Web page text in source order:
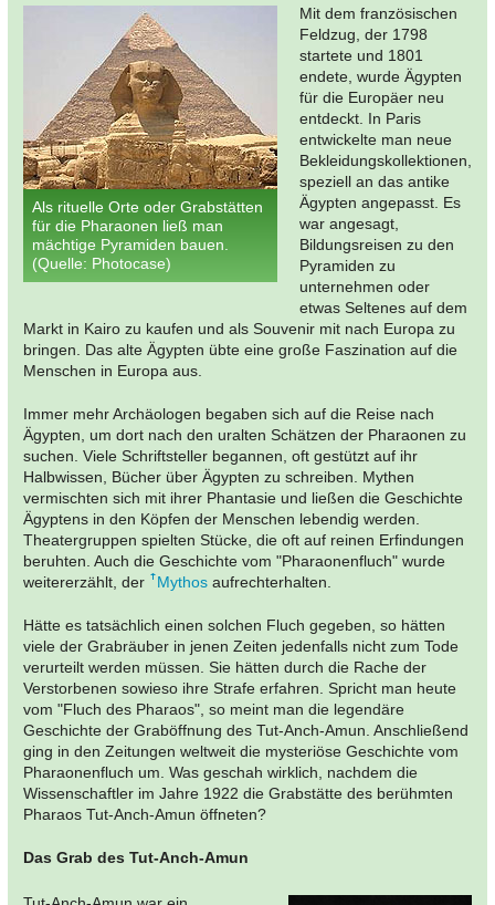
Als rituelle Orte oder Grabstätten
für die Pharaonen ließ man
mächtige Pyramiden bauen.
(Quelle: Photocase)
Mit dem französischen
Feldzug, der 1798
startete und 1801
endete, wurde Ägypten
für die Europäer neu
entdeckt. In Paris
entwickelte man neue
Bekleidungskollektionen,
speziell an das antike
Ägypten angepasst. Es
war angesagt,
Bildungsreisen zu den
Pyramiden zu
unternehmen oder
etwas Seltenes auf dem
Markt in Kairo zu kaufen und als Souvenir mit nach Europa zu
bringen. Das alte Ägypten übte eine große Faszination auf die
Menschen in Europa aus.
Immer mehr Archäologen begaben sich auf die Reise nach
Ägypten, um dort nach den uralten Schätzen der Pharaonen zu
suchen. Viele Schriftsteller begannen, oft gestützt auf ihr
Halbwissen, Bücher über Ägypten zu schreiben. Mythen
vermischten sich mit ihrer Phantasie und ließen die Geschichte
Ägyptens in den Köpfen der Menschen lebendig werden.
Theatergruppen spielten Stücke, die oft auf reinen Erfindungen
beruhten. Auch die Geschichte vom "Pharaonenfluch" wurde
weitererzählt, der
Mythos aufrechterhalten.
Hätte es tatsächlich einen solchen Fluch gegeben, so hätten
viele der Grabräuber in jenen Zeiten jedenfalls nicht zum Tode
verurteilt werden müssen. Sie hätten durch die Rache der
Verstorbenen sowieso ihre Strafe erfahren. Spricht man heute
vom "Fluch des Pharaos", so meint man die legendäre
Geschichte der Graböffnung des Tut-Anch-Amun. Anschließend
ging in den Zeitungen weltweit die mysteriöse Geschichte vom
Pharaonenfluch um. Was geschah wirklich, nachdem die
Wissenschaftler im Jahre 1922 die Grabstätte des berühmten
Pharaos Tut-Anch-Amun öffneten?
Das Grab des Tut-Anch-Amun